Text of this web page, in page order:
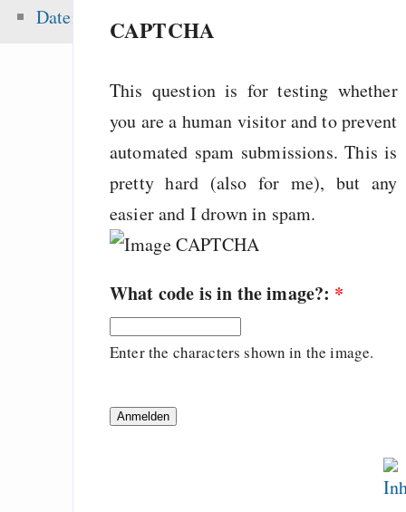
CAPTCHA
This question is for testing whether
you are a human visitor and to prevent
automated spam submissions. This is
pretty hard (also for me), but any
easier and I drown in spam.
What code is in the image?: *
Enter the characters shown in the image.
Datenschutz
Freenet / Hyphanet
Zuletzt angezeigt:
Morning has broken
What can Freenet
Hitchhikers Guide
Soylent -
Draketo neu: Beiträge